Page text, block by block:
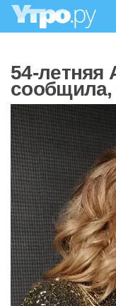
54-летняя